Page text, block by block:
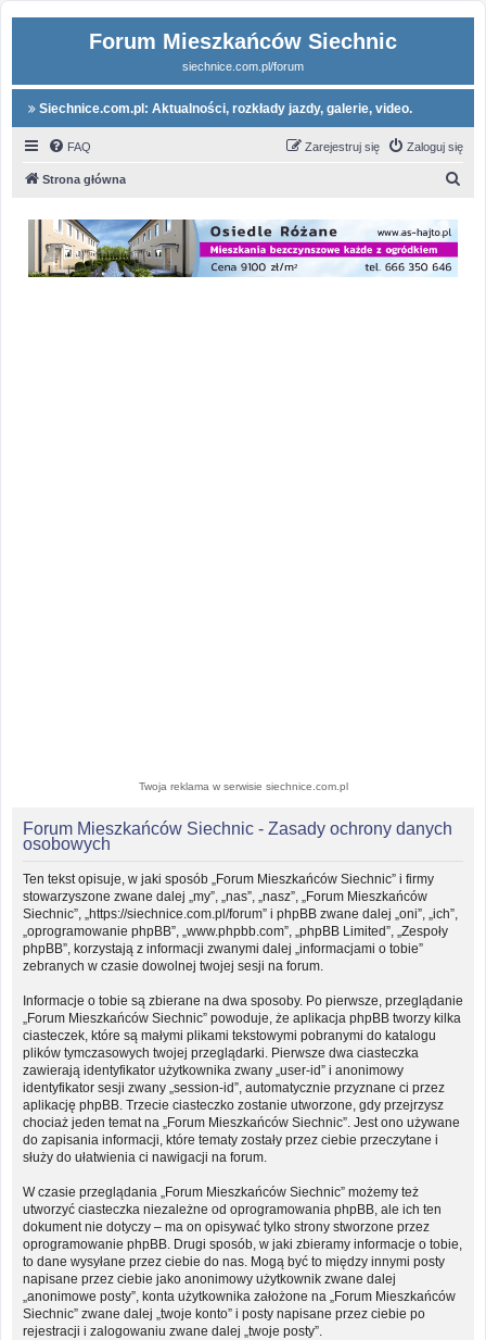
Forum Mieszkańców Siechnic
siechnice.com.pl/forum
Siechnice.com.pl: Aktualności, rozkłady jazdy, galerie, video.
FAQ Zaloguj się
Zarejestruj się
Strona główna
Twoja reklama w serwisie siechnice.com.pl
Forum Mieszkańców Siechnic - Zasady ochrony danych
osobowych
Ten tekst opisuje, w jaki sposób „Forum Mieszkańców Siechnic” i firmy
stowarzyszone zwane dalej „my”, „nas”, „nasz”, „Forum Mieszkańców
Siechnic”, „https://siechnice.com.pl/forum” i phpBB zwane dalej „oni”, „ich”,
„oprogramowanie phpBB”, „www.phpbb.com”, „phpBB Limited”, „Zespoły
phpBB”, korzystają z informacji zwanymi dalej „informacjami o tobie”
zebranych w czasie dowolnej twojej sesji na forum.
Informacje o tobie są zbierane na dwa sposoby. Po pierwsze, przeglądanie
„Forum Mieszkańców Siechnic” powoduje, że aplikacja phpBB tworzy kilka
ciasteczek, które są małymi plikami tekstowymi pobranymi do katalogu
plików tymczasowych twojej przeglądarki. Pierwsze dwa ciasteczka
zawierają identyfikator użytkownika zwany „user-id” i anonimowy
identyfikator sesji zwany „session-id”, automatycznie przyznane ci przez
aplikację phpBB. Trzecie ciasteczko zostanie utworzone, gdy przejrzysz
chociaż jeden temat na „Forum Mieszkańców Siechnic”. Jest ono używane
do zapisania informacji, które tematy zostały przez ciebie przeczytane i
służy do ułatwienia ci nawigacji na forum.
W czasie przeglądania „Forum Mieszkańców Siechnic” możemy też
utworzyć ciasteczka niezależne od oprogramowania phpBB, ale ich ten
dokument nie dotyczy – ma on opisywać tylko strony stworzone przez
oprogramowanie phpBB. Drugi sposób, w jaki zbieramy informacje o tobie,
to dane wysyłane przez ciebie do nas. Mogą być to między innymi posty
napisane przez ciebie jako anonimowy użytkownik zwane dalej
„anonimowe posty”, konta użytkownika założone na „Forum Mieszkańców
Siechnic” zwane dalej „twoje konto” i posty napisane przez ciebie po
rejestracji i zalogowaniu zwane dalej „twoje posty”.